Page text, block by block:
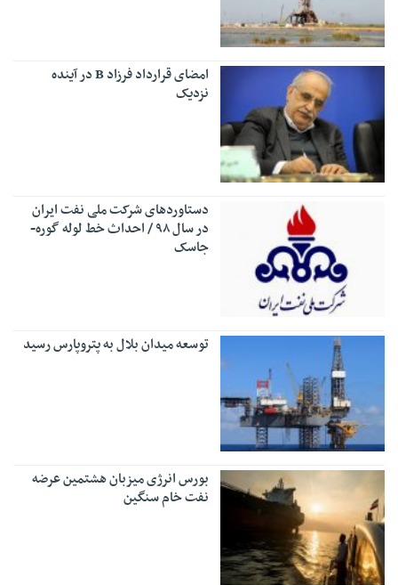
امضای قرارداد فرزاد B در آینده
نزدیک
دستاوردهای شرکت ملی نفت ایران
در سال ۹۸ / احداث خط لوله گوره-
جاسک
توسعه میدان بلال به پتروپارس رسید
بورس انرژی میزبان هشتمین عرضه
نفت خام سنگین